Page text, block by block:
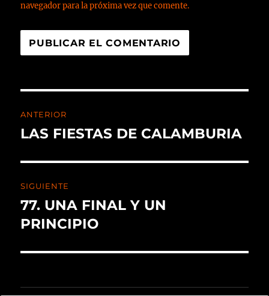
navegador para la próxima vez que comente.
ANTERIOR
LAS FIESTAS DE CALAMBURIA
SIGUIENTE
77. UNA FINAL Y UN
PRINCIPIO